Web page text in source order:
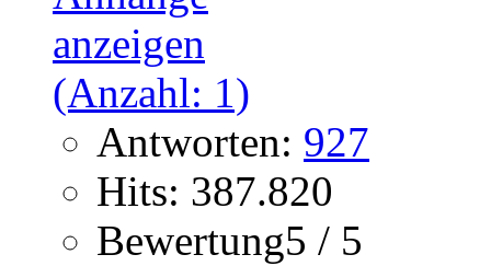
Antworten: 927
Hits: 387.820
Bewertung5 / 5